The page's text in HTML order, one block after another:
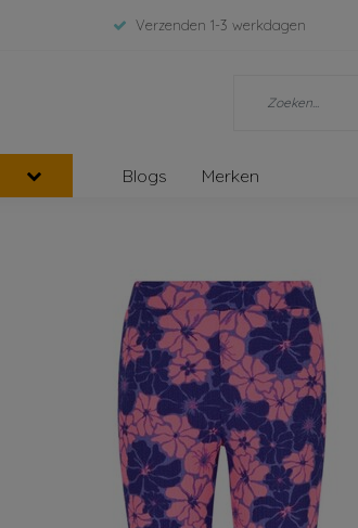
Verzenden 1-3 werkdagen
Blogs Merken